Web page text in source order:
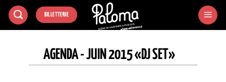
Passer
BILLETTERIE
AGENDA - JUIN 2015 «DJ SET»